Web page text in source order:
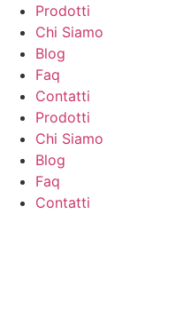
contenuto
Prodotti
Chi Siamo
Blog
Faq
Contatti
Prodotti
Chi Siamo
Blog
Faq
Contatti